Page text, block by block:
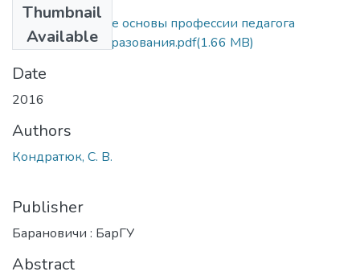
Thumbnail
Available
Аксиологические основы профессии педагога
дошкольного образования.pdf(1.66 MB)
Date
2016
Authors
Кондратюк, С. В.
Publisher
Барановичи : БарГУ
Abstract